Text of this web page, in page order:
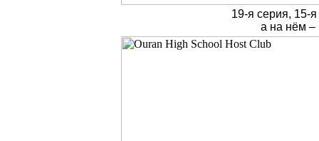
19-я серия, 15-
а на нём –